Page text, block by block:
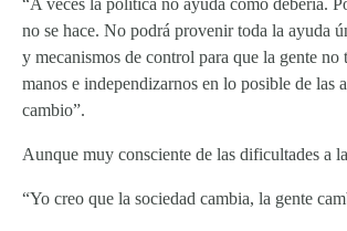
no se hace. No podrá provenir toda la ayuda
y mecanismos de control para que la gente no
manos e independizarnos en lo posible de las
cambio”.
Aunque muy consciente de las dificultades a
“Yo creo que la sociedad cambia, la gente